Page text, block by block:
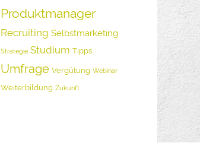
Produktmanager
Recruiting Selbstmarketing
Strategie Studium Tipps
Umfrage Vergütung Webinar
Weiterbildung Zukunft